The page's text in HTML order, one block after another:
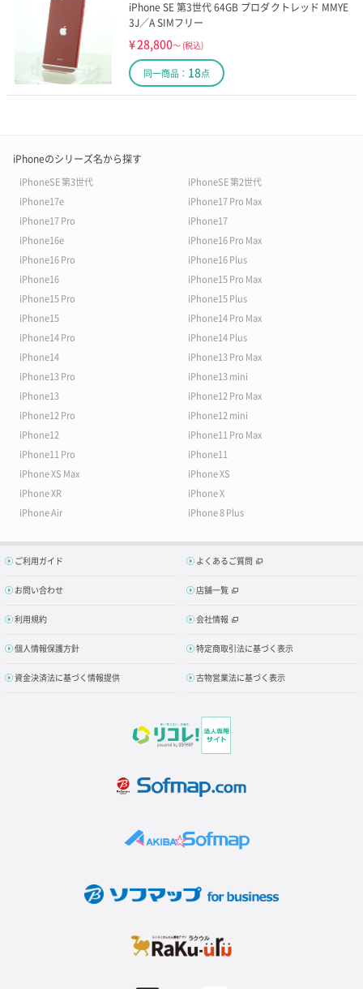
iPhone SE 第3世代 64GB プロダクトレッド MMYE
3J／A SIMフリー
¥28,800～ (税込)
同一商品： 18点
iPhoneのシリーズ名から探す
iPhoneSE 第3世代
iPhoneSE 第2世代
iPhone17e
iPhone17 Pro Max
iPhone17 Pro
iPhone17
iPhone16e
iPhone16 Pro Max
iPhone16 Pro
iPhone16 Plus
iPhone16
iPhone15 Pro Max
iPhone15 Pro
iPhone15 Plus
iPhone15
iPhone14 Pro Max
iPhone14 Pro
iPhone14 Plus
iPhone14
iPhone13 Pro Max
iPhone13 Pro
iPhone13 mini
iPhone13
iPhone12 Pro Max
iPhone12 Pro
iPhone12 mini
iPhone12
iPhone11 Pro Max
iPhone11 Pro
iPhone11
iPhone XS Max
iPhone XS
iPhone XR
iPhone X
iPhone Air
iPhone 8 Plus
ご利用ガイド よくあるご質問
お問い合わせ 店舗一覧
利用規約 会社情報
個人情報保護方針 特定商取引法に基づく表示
資金決済法に基づく情報提供 古物営業法に基づく表示